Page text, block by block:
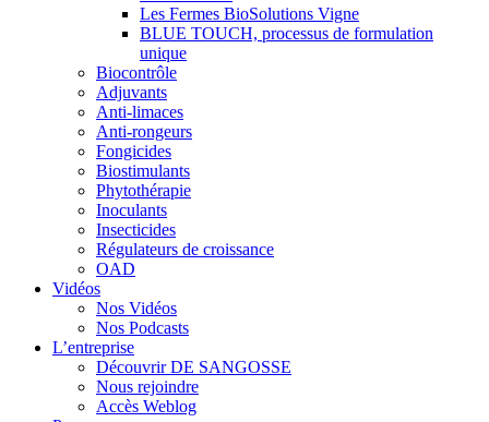
Les Fermes BioSolutions Vigne
BLUE TOUCH, processus de formulation
unique
Biocontrôle
Adjuvants
Anti-limaces
Anti-rongeurs
Fongicides
Biostimulants
Phytothérapie
Inoculants
Insecticides
Régulateurs de croissance
OAD
Vidéos
Nos Vidéos
Nos Podcasts
L’entreprise
Découvrir DE SANGOSSE
Nous rejoindre
Accès Weblog